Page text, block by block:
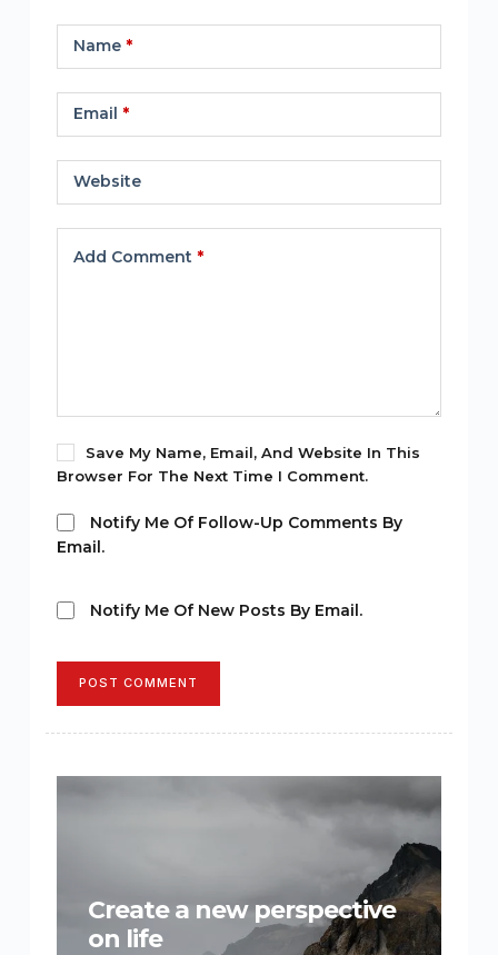
Name*
Email *
Website
Add Comment *
Save My Name, Email, And Website In This
Browser For The Next Time I Comment.
Notify Me Of Follow-Up Comments By
Email.
Notify Me Of New Posts By Email.
POST COMMENT
Create a new perspective
on life